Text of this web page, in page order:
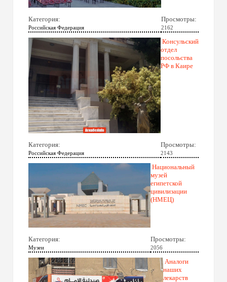
Категория:
Российская Федерация
Просмотры:
2162
Консульский
отдел
посольства
РФ в Каире
Категория:
Российская Федерация
Просмотры:
2143
Национальный
музей
египетской
цивилизации
(НМЕЦ)
Категория:
Музеи
Просмотры:
2056
Аналоги
наших
лекарств